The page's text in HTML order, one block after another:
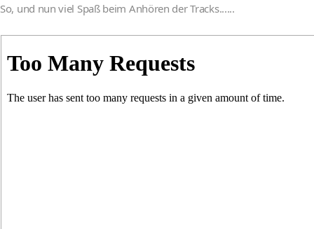
So, und nun viel Spaß beim Anhören der Tracks......